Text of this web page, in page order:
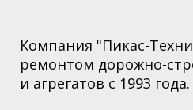
Компания "Пикас-
ремонтом дорожно-
и агрегатов с 1993 года.